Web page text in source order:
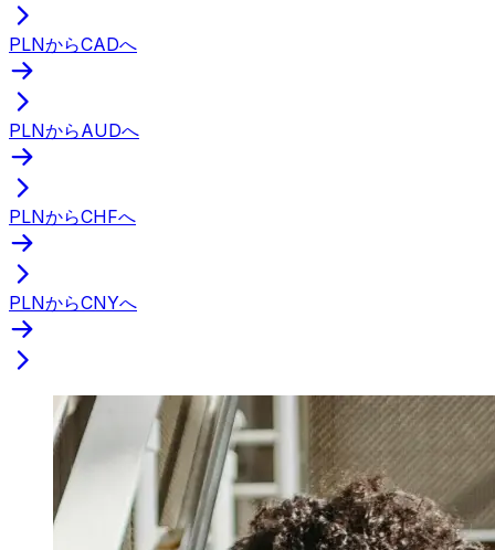
PLNからCADへ
PLNからAUDへ
PLNからCHFへ
PLNからCNYへ